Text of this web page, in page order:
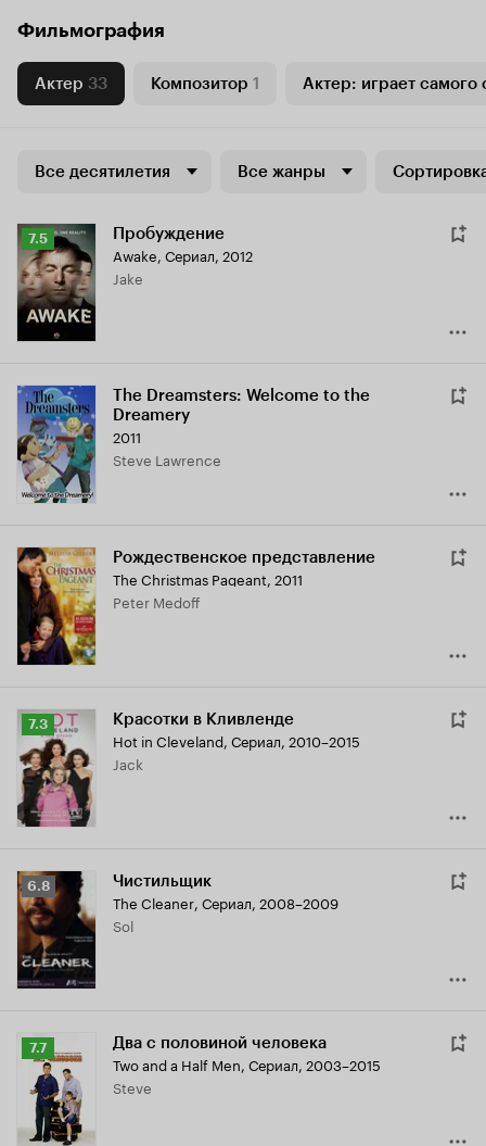
Фильмография
Актер 33 Композитор 1 Актер: играет самого
Все десятилетия Все жанры
Рейтинг
Кинопоиска
7.5
7.5 Пробуждение
Awake, Сериал, 2012
Jake
The Dreamsters: Welcome to the
Dreamery
2011
Steve Lawrence
Рождественское представление
The Christmas Pageant, 2011
Peter Medoff
Рейтинг
Кинопоиска
7.3
7.3 Красотки в Кливленде
Hot in Cleveland, Сериал, 2010–2015
Jack
Рейтинг
Кинопоиска
6.8
6.8 Чистильщик
The Cleaner, Сериал, 2008–2009
Sol
Рейтинг
Кинопоиска
7.7
7.7 Два с половиной человека
Two and a Half Men, Сериал, 2003–2015
Steve